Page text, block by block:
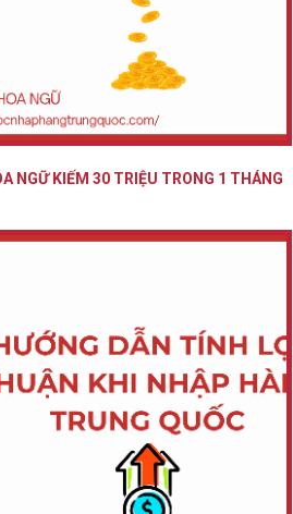
NGỮ KIẾM 30 TRIỆU TRONG 1 THÁNG